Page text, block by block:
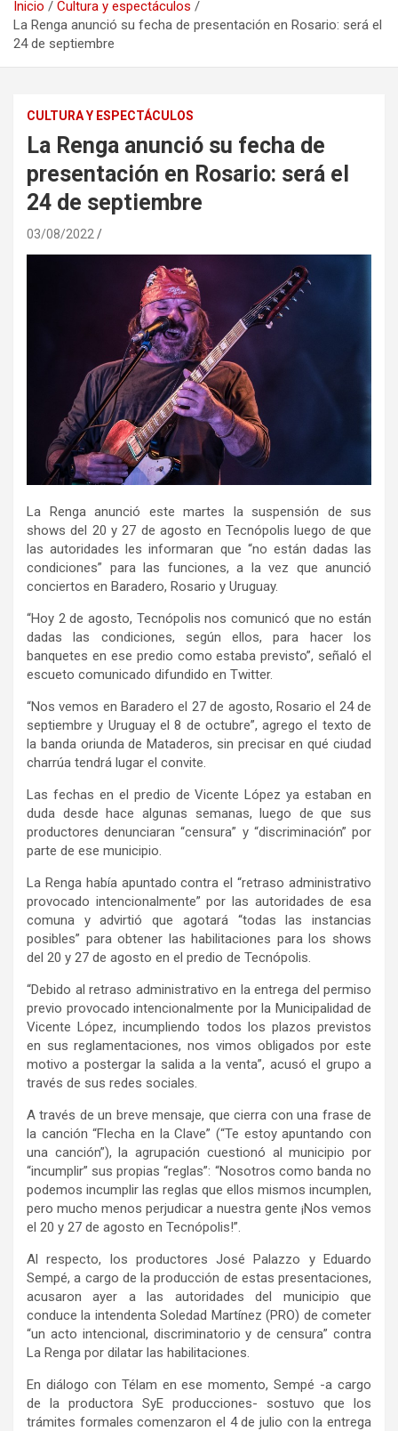
Inicio
Cultura y espectáculos
La Renga anunció su fecha de presentación en Rosario: será el
24 de septiembre
CULTURA Y ESPECTÁCULOS
La Renga anunció su fecha de
presentación en Rosario: será el
24 de septiembre
03/08/2022
La Renga anunció este martes la suspensión de sus
shows del 20 y 27 de agosto en Tecnópolis luego de que
las autoridades les informaran que “no están dadas las
condiciones” para las funciones, a la vez que anunció
conciertos en Baradero, Rosario y Uruguay.
“Hoy 2 de agosto, Tecnópolis nos comunicó que no están
dadas las condiciones, según ellos, para hacer los
banquetes en ese predio como estaba previsto”, señaló el
escueto comunicado difundido en Twitter.
“Nos vemos en Baradero el 27 de agosto, Rosario el 24 de
septiembre y Uruguay el 8 de octubre”, agrego el texto de
la banda oriunda de Mataderos, sin precisar en qué ciudad
charrúa tendrá lugar el convite.
Las fechas en el predio de Vicente López ya estaban en
duda desde hace algunas semanas, luego de que sus
productores denunciaran “censura” y “discriminación” por
parte de ese municipio.
La Renga había apuntado contra el “retraso administrativo
provocado intencionalmente” por las autoridades de esa
comuna y advirtió que agotará “todas las instancias
posibles” para obtener las habilitaciones para los shows
del 20 y 27 de agosto en el predio de Tecnópolis.
“Debido al retraso administrativo en la entrega del permiso
previo provocado intencionalmente por la Municipalidad de
Vicente López, incumpliendo todos los plazos previstos
en sus reglamentaciones, nos vimos obligados por este
motivo a postergar la salida a la venta”, acusó el grupo a
través de sus redes sociales.
A través de un breve mensaje, que cierra con una frase de
la canción “Flecha en la Clave” (“Te estoy apuntando con
una canción”), la agrupación cuestionó al municipio por
“incumplir” sus propias “reglas”: “Nosotros como banda no
podemos incumplir las reglas que ellos mismos incumplen,
pero mucho menos perjudicar a nuestra gente ¡Nos vemos
el 20 y 27 de agosto en Tecnópolis!”.
Al respecto, los productores José Palazzo y Eduardo
Sempé, a cargo de la producción de estas presentaciones,
acusaron ayer a las autoridades del municipio que
conduce la intendenta Soledad Martínez (PRO) de cometer
“un acto intencional, discriminatorio y de censura” contra
La Renga por dilatar las habilitaciones.
En diálogo con Télam en ese momento, Sempé -a cargo
de la productora SyE producciones- sostuvo que los
trámites formales comenzaron el 4 de julio con la entrega